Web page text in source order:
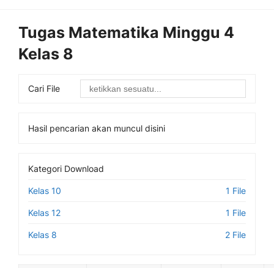
Tugas Matematika Minggu 4
Kelas 8
Cari File
Hasil pencarian akan muncul disini
Kategori Download
Kelas 10 1 File
Kelas 12 1 File
Kelas 8 2 File